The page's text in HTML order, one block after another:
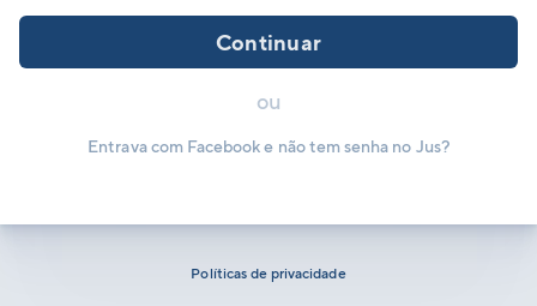
Continuar
ou
Entrava com Facebook e não tem senha no Jus?
Políticas de privacidade